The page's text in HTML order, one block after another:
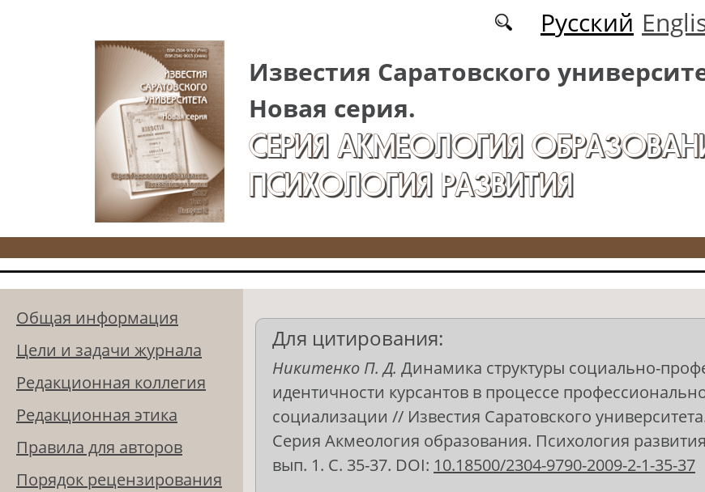
Русский
Известия Саратовского
Новая серия.
СЕРИЯ АКМЕОЛОГИЯ
ПСИХОЛОГИЯ РАЗВИТИЯ
Общая информация
Цели и задачи журнала
Редакционная коллегия
Редакционная этика
Правила для авторов
Порядок рецензирования
Для цитирования:
Никитенко П. Д. Динамика структуры социально-
идентичности курсантов в процессе
социализации // Известия Саратовского
Серия Акмеология образования. Психология
вып. 1. С. 35-37. DOI: 10.18500/2304-9790-2009-2-1-35-37